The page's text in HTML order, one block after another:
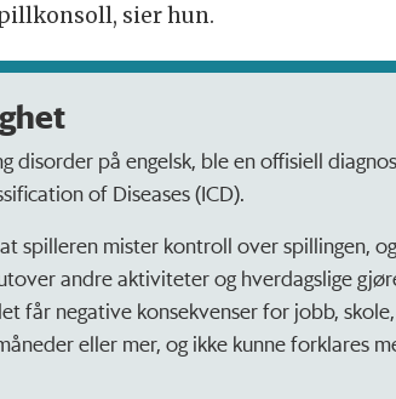
sier hun.
disorder på engelsk, ble en offisiell
of Diseases (ICD).
spilleren mister kontroll over spillingen,
andre aktiviteter og hverdagslige
får negative konsekvenser for jobb,
eller mer, og ikke kunne forklares